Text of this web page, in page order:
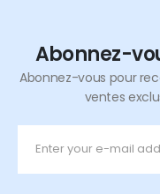
Abonnez-
Abonnez-vous pour
ventes